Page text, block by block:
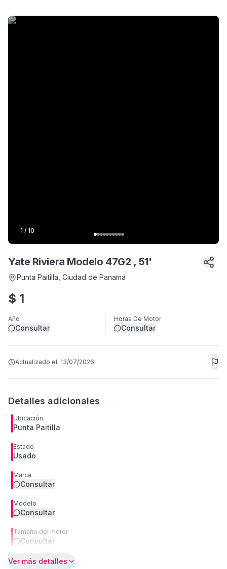
1 / 10
Yate Riviera Modelo 47G2 , 51'
Punta Paitilla , Ciudad de Panamá
$ 1
Año
Consultar
Horas De Motor
Consultar
Actualizado el: 13/07/2026
Detalles adicionales
Ubicación
Punta Paitilla
Estado
Usado
Marca
Consultar
Modelo
Consultar
Tamaño del motor
Consultar
Ver más detalles